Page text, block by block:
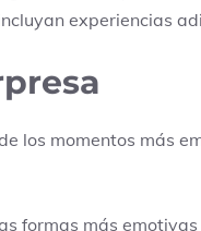
experiencias
los momentos más
formas más